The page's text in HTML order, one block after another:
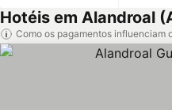
Hotéis em Alandroal
Como os pagamentos influenciam